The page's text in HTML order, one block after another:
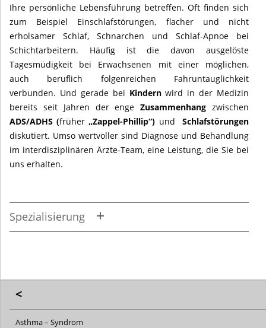
Ihre persönliche Lebensführung betreffen. Oft finden sich
zum Beispiel Einschlafstörungen, flacher und nicht
erholsamer Schlaf, Schnarchen und Schlaf-Apnoe bei
Schichtarbeitern. Häufig ist die davon ausgelöste
Tagesmüdigkeit bei Erwachsenen mit einer möglichen,
auch beruflich folgenreichen Fahruntauglichkeit
verbunden. Und gerade bei Kindernwird in der Medizin
bereits seit Jahren der engeZusammenhang zwischen
ADS/ADHS (früher„Zappel-Phillip“) undSchlafstörungen
diskutiert. Umso wertvoller sind Diagnose und Behandlung
im interdisziplinären Ärzte-Team, eine Leistung, die Sie bei
uns erhalten.
Spezialisierung
<
Asthma – Syndrom